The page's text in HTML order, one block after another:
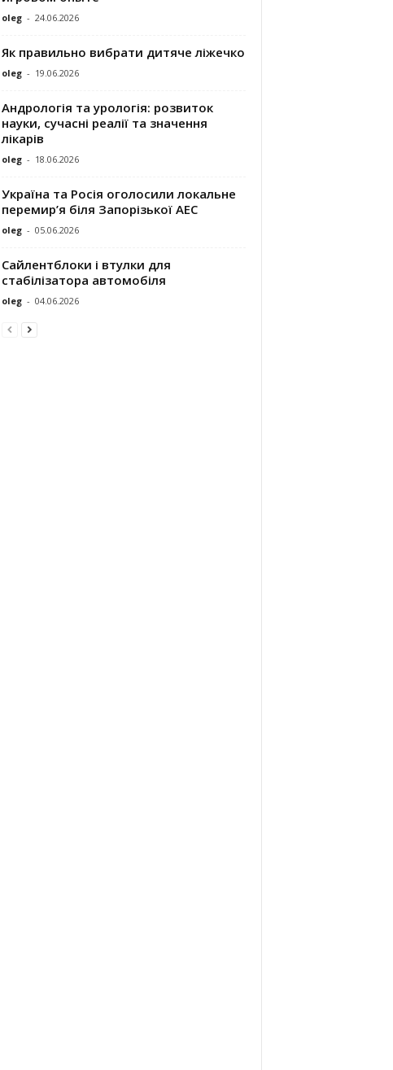
oleg - 24.06.2026
Як правильно вибрати дитяче ліжечко
oleg - 19.06.2026
Андрологія та урологія: розвиток
науки, сучасні реалії та значення
лікарів
oleg - 18.06.2026
Україна та Росія оголосили локальне
перемир’я біля Запорізької АЕС
oleg - 05.06.2026
Сайлентблоки і втулки для
стабілізатора автомобіля
oleg - 04.06.2026